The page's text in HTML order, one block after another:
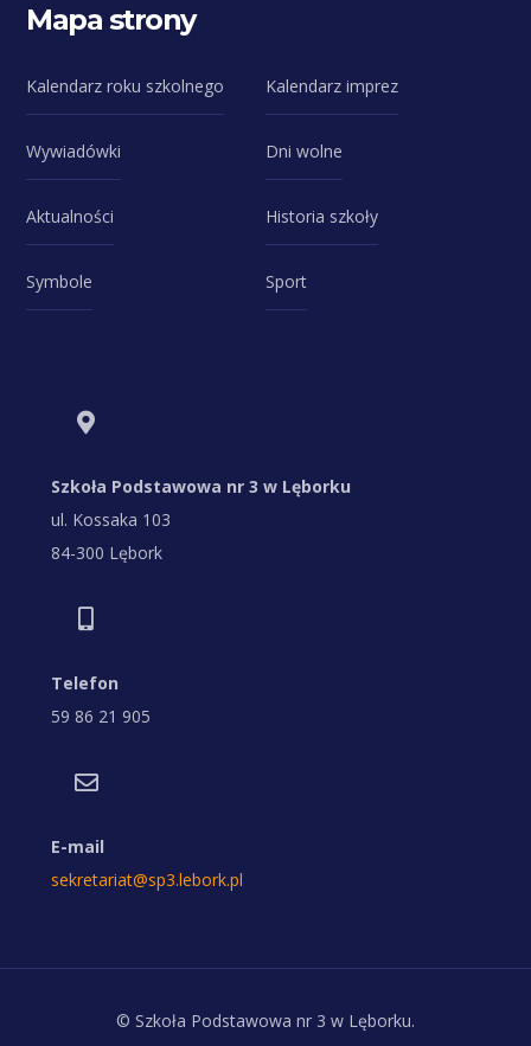
Mapa strony
Kalendarz roku szkolnego Kalendarz imprez
Wywiadówki Dni wolne
Aktualności Historia szkoły
Symbole Sport
Szkoła Podstawowa nr 3 w Lęborku
ul. Kossaka 103
84-300 Lębork
Telefon
59 86 21 905
E-mail
sekretariat@sp3.lebork.pl
© Szkoła Podstawowa nr 3 w Lęborku.